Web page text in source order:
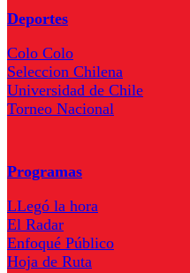
Deportes
Colo Colo
Seleccion Chilena
Universidad de Chile
Torneo Nacional
Programas
LLegó la hora
El Radar
Enfoqué Público
Hoja de Ruta